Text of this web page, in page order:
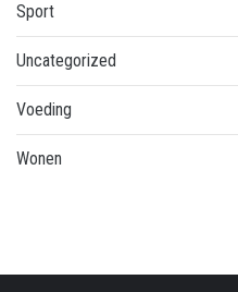
Sport
Uncategorized
Voeding
Wonen